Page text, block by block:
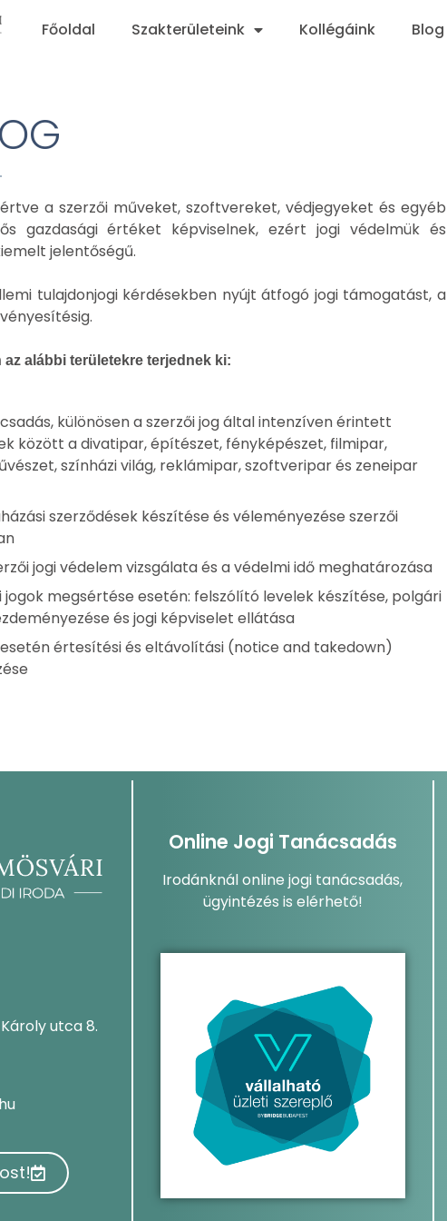
Főoldal Szakterületeink Kollégáink Blog
a szerzői műveket, szoftvereket, védjegyeket és egyéb
gazdasági értéket képviselnek, ezért jogi védelmük és
jelentőségű.
tulajdonjogi kérdésekben nyújt átfogó jogi támogatást, a
alábbi területekre terjednek ki:
különösen a szerzői jog által intenzíven érintett
között a divatipar, építészet, fényképészet, filmipar,
színházi világ, reklámipar, szoftveripar és zeneipar
szerződések készítése és véleményezése szerzői
jogi védelem vizsgálata és a védelmi idő meghatározása
megsértése esetén: felszólító levelek készítése, polgári
és jogi képviselet ellátása
értesítési és eltávolítási (notice and takedown)
utca 8.
Online Jogi Tanácsadás
Irodánknál online jogi tanácsadás,
ügyintézés is elérhető!